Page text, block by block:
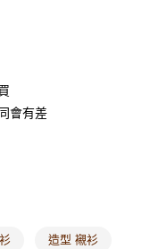
會有差
造型 襯衫